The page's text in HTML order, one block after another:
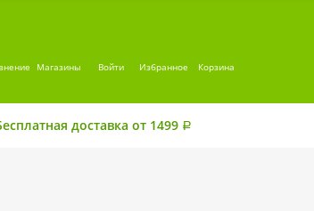
Магазины Войти Избранное Корзина
доставка от 1499 Р